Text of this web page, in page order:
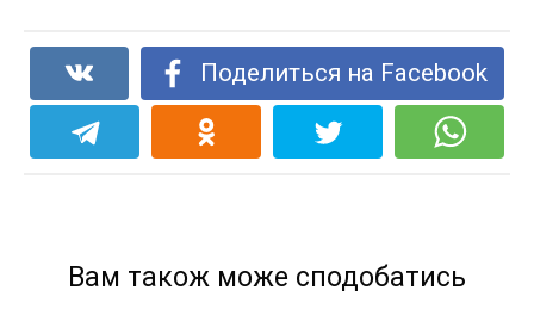
Поделиться на Facebook
Вам також може сподобатись